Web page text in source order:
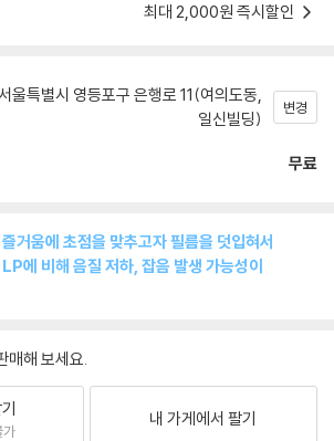
최대 2,000원 즉시할인
울특별시 영등포구 은행로 11(여의도동,
일신빌딩)
변경
무료
거움에 초점을 맞추고자 필름을 덧입혀서
에 비해 음질 저하, 잡음 발생 가능성이
매해 보세요.
가
내 가게에서 팔기